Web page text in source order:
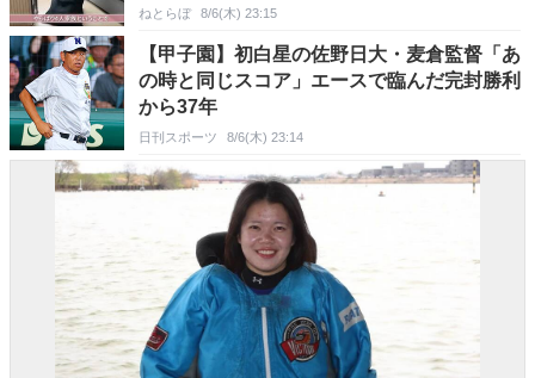
る言葉が素敵」
ねとらぼ 8/6(木) 23:15
【甲子園】初白星の佐野日大・麦倉監督「あ
の時と同じスコア」エースで臨んだ完封勝利
から37年
日刊スポーツ 8/6(木) 23:14